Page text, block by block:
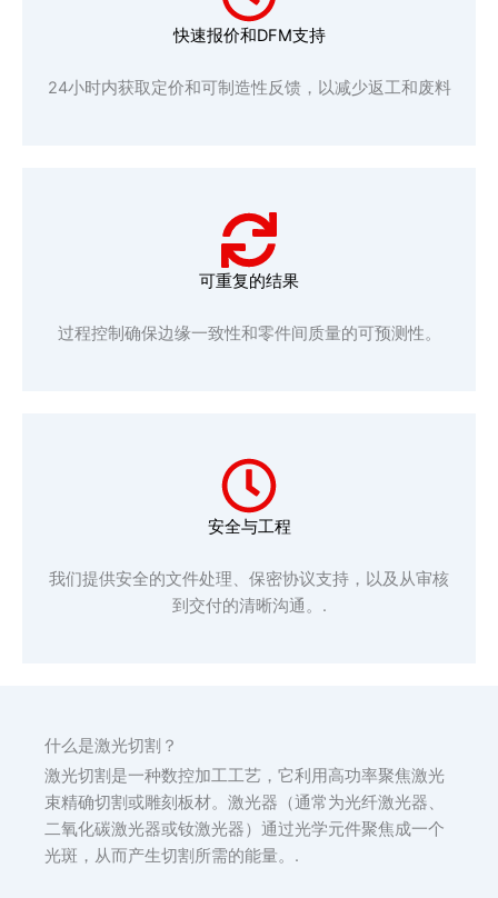
快速报价和DFM支持
24小时内获取定价和可制造性反馈，以减少返工和废料
可重复的结果
过程控制确保边缘一致性和零件间质量的可预测性。
安全与工程
我们提供安全的文件处理、保密协议支持，以及从审核
到交付的清晰沟通。.
什么是激光切割？
激光切割是一种数控加工工艺，它利用高功率聚焦激光
束精确切割或雕刻板材。激光器（通常为光纤激光器、
二氧化碳激光器或钕激光器）通过光学元件聚焦成一个
光斑，从而产生切割所需的能量。.